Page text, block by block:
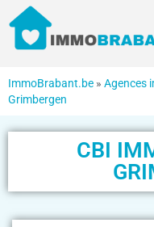
ImmoBrabant.be » Agences
Grimbergen
CBI